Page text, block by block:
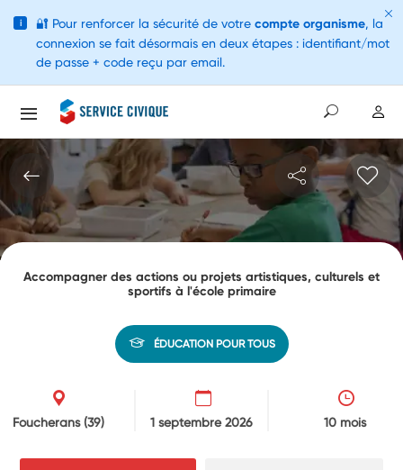
Accompagner des actions ou projets artistiques, culturels et
sportifs à l'école primaire
ÉDUCATION POUR TOUS
Foucherans(39) 1 septembre 2026 10 mois
i 🔐 Pour renforcer la sécurité de votre compte organisme, la
connexion se fait désormais en deux étapes : identifiant/mot
de passe + code reçu par email.